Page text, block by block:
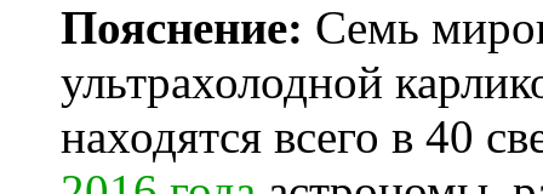
Пояснение: Семь
ультрахолодной
находятся всего в 40